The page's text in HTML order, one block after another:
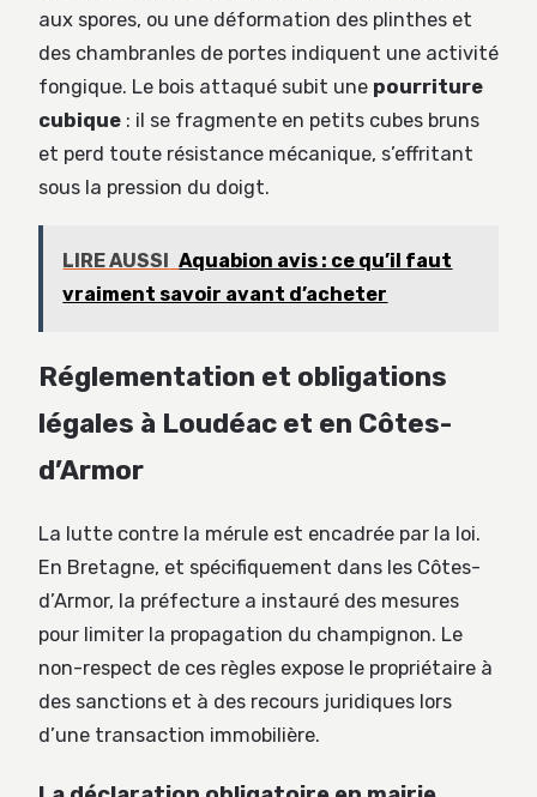
aux spores, ou une déformation des plinthes et
des chambranles de portes indiquent une activité
fongique. Le bois attaqué subit une pourriture
cubique : il se fragmente en petits cubes bruns
et perd toute résistance mécanique, s’effritant
sous la pression du doigt.
LIRE AUSSI
Aquabion avis : ce qu’il faut
vraiment savoir avant d’acheter
Réglementation et obligations
légales à Loudéac et en Côtes-
d’Armor
La lutte contre la mérule est encadrée par la loi.
En Bretagne, et spécifiquement dans les Côtes-
d’Armor, la préfecture a instauré des mesures
pour limiter la propagation du champignon. Le
non-respect de ces règles expose le propriétaire à
des sanctions et à des recours juridiques lors
d’une transaction immobilière.